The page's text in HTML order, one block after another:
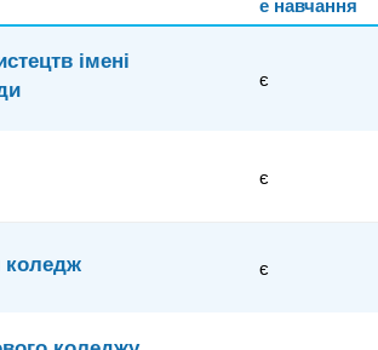
імені
є
є
коледж є